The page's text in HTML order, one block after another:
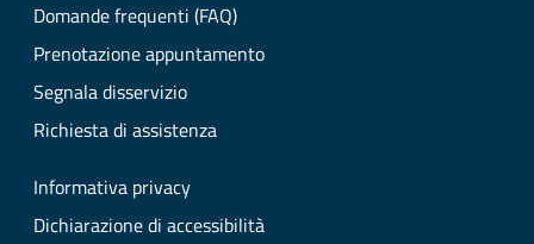
Domande frequenti (FAQ)
Prenotazione appuntamento
Segnala disservizio
Richiesta di assistenza
Informativa privacy
Dichiarazione di accessibilità